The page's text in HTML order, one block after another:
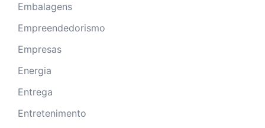
Embalagens
Empreendedorismo
Empresas
Energia
Entrega
Entretenimento